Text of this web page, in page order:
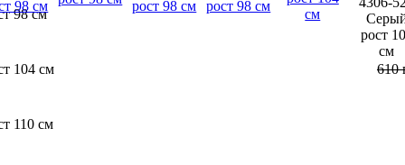
98 см
104 см 610
110 см